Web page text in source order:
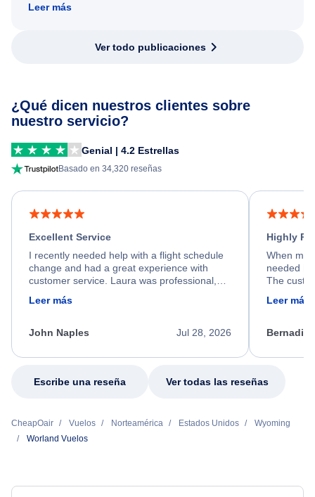
Leer más
Ver todo publicaciones
¿Qué dicen nuestros clientes sobre
nuestro servicio?
Genial | 4.2 Estrellas
Basado en 34,320 reseñas
Excellent Service
I recently needed help with a flight schedule
change and had a great experience with
customer service. Laura was professional,
friendly, and very helpful throughout the
process. She quickly found a solution and
appreciate her excellent service.
Leer más
Jul 28, 2026
John Naples
Highly
When my
needed
The
calm,
my issue.
Leer más
Escribe una reseña Ver todas las reseñas
CheapOair Vuelos Norteamérica Estados Unidos
Wyoming
Worland Vuelos